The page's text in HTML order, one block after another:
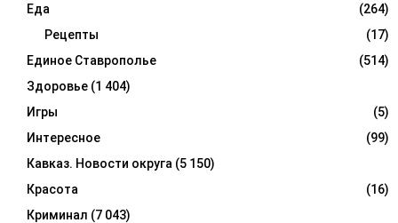
Еда
(264)
Рецепты
(17)
Единое Ставрополье
(514)
Здоровье (1 404)
Игры
(5)
Интересное
(99)
Кавказ. Новости округа (5 150)
Красота
(16)
Криминал (7 043)